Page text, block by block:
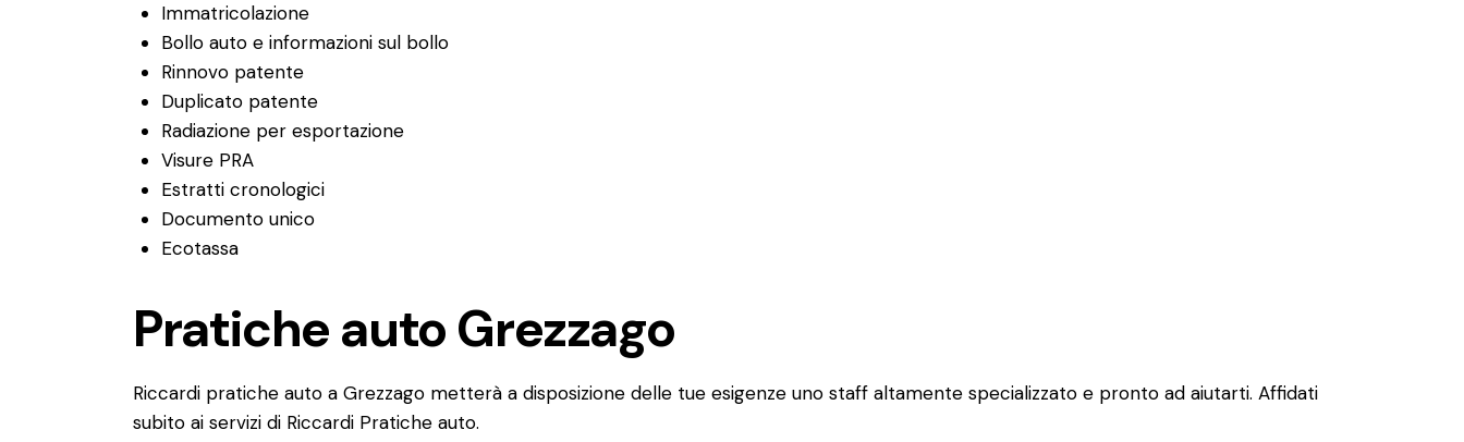
Immatricolazione
Bollo auto e informazioni sul bollo
Rinnovo patente
Duplicato patente
Radiazione per esportazione
Visure PRA
Estratti cronologici
Documento unico
Ecotassa
Pratiche auto Grezzago
Riccardi pratiche auto a Grezzago metterà a disposizione delle tue esigenze uno staff altamente specializzato e pronto ad aiutarti. Affidati
subito ai servizi di Riccardi Pratiche auto.